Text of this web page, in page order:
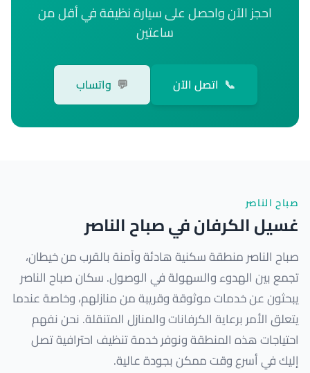
احجز الآن واحصل على سيارة نظيفة في أقل من
ساعتين
📞 اتصل الآن 💬 واتساب
صباح الناصر
غسيل الكرفان في صباح الناصر
صباح الناصر منطقة سكنية هادئة وآمنة بالقرب من خيطان،
تجمع بين الهدوء والسهولة في الوصول. سكان صباح الناصر
يبحثون عن خدمات موثوقة وقريبة من منازلهم، وخاصة عندما
يتعلق الأمر برعاية الكرفانات والمنازل المتنقلة. نحن نفهم
احتياجات هذه المنطقة ونوفر خدمة تنظيف احترافية تصل
إليك في أسرع وقت ممكن بجودة عالية.